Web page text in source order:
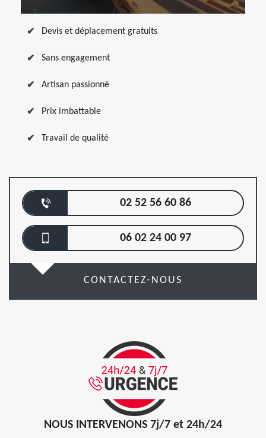
Devis et déplacement gratuits
Sans engagement
Artisan passionné
Prix imbattable
Travail de qualité
02 52 56 60 86
06 02 24 00 97
CONTACTEZ-NOUS
NOUS INTERVENONS 7j/7 et 24h/24